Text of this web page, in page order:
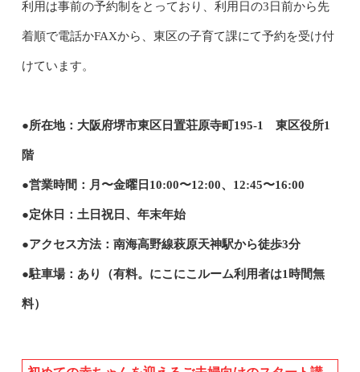
利用は事前の予約制をとっており、利用日の3日前から先
着順で電話かFAXから、東区の子育て課にて予約を受け付
けています。
●所在地：大阪府堺市東区日置荘原寺町195-1 東区役所1
階
●営業時間：月〜金曜日10:00〜12:00、12:45〜16:00
●定休日：土日祝日、年末年始
●アクセス方法：南海高野線萩原天神駅から徒歩3分
●駐車場：あり（有料。にこにこルーム利用者は1時間無
料）